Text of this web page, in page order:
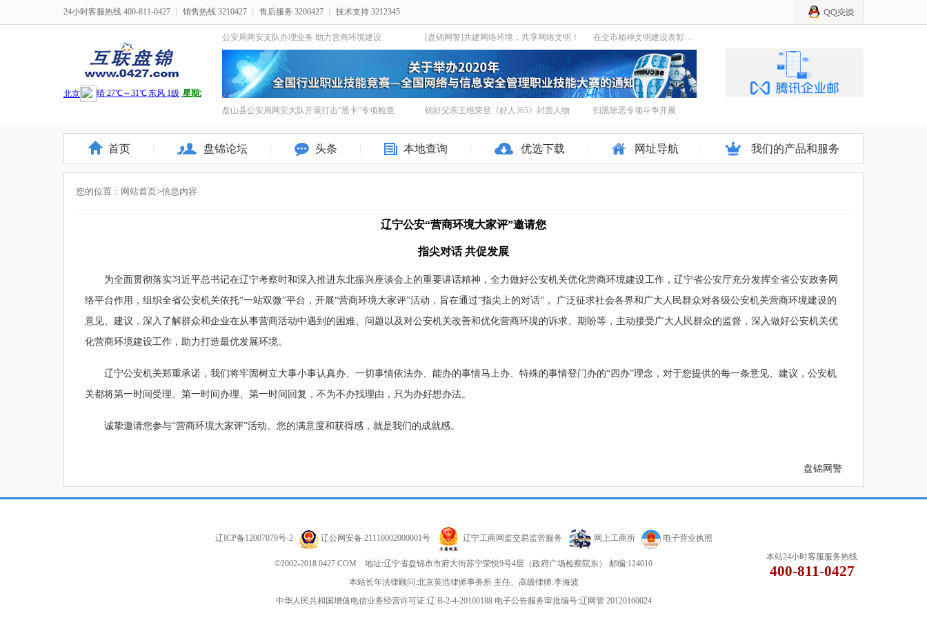
24小时客服热线 400-811-0427 销售热线 3210427 售后服务 3200427 技术支持 3212345
公安局网安支队办理业务 助力营商环境建设 [盘锦网警]共建网络环境，共享网络文明！ 在全市精神文明建设表彰大会上，他们这么说-----
盘山县公安局网安大队开展打击“黑卡”专项检查 锦好父亲王维荣登《好人365》封面人物 扫黑除恶专项斗争开展
首页 盘锦论坛 头条 本地查询 优选下载 网址导航 我们的产品和服务
您的位置： 网站首页>信息内容
辽宁公安“营商环境大家评”邀请您
指尖对话 共促发展
为全面贯彻落实习近平总书记在辽宁考察时和深入推进东北振兴座谈会上的重要讲话精神，全力做好公安机关优化营商环境建设工作，辽宁省公安厅充分发挥全省公安政务网
络平台作用，组织全省公安机关依托“一站双微”平台，开展“营商环境大家评"活动，旨在通过“指尖上的对话”， 广泛征求社会各界和广大人民群众对各级公安机关营商环境建设的
意见、建议，深入了解群众和企业在从事营商活动中遇到的困难、问题以及对公安机关改善和优化营商环境的诉求、期盼等，主动接受广大人民群众的监督，深入做好公安机关优
化营商环境建设工作，助力打造最优发展环境。
辽宁公安机关郑重承诺，我们将牢固树立大事小事认真办、一切事情依法办、能办的事情马上办、特殊的事情登门办的“四办”理念，对于您提供的每一条意见、建议，公安机
关都将第一时间受理、第一时间办理、第一时间回复，不为不办找理由，只为办好想办法。
诚挚邀请您参与“营商环境大家评”活动。您的满意度和获得感，就是我们的成就感。
盘锦网警
辽ICP备12007079号-2 辽公网安备 21110002000001号 辽宁工商网监交易监管服务 网上工商所 电子营业执照
©2002-2018 0427.COM 地址:辽宁省盘锦市市府大街苏宁荣悦9号4层（政府广场检察院东） 邮编:124010
本站长年法律顾问:北京英浩律师事务所 主任、高级律师:李海波
中华人民共和国增值电信业务经营许可证:辽 B-2-4-20100188 电子公告服务审批编号:辽网管 20120160024
本站24小时客服服务热线
400-811-0427